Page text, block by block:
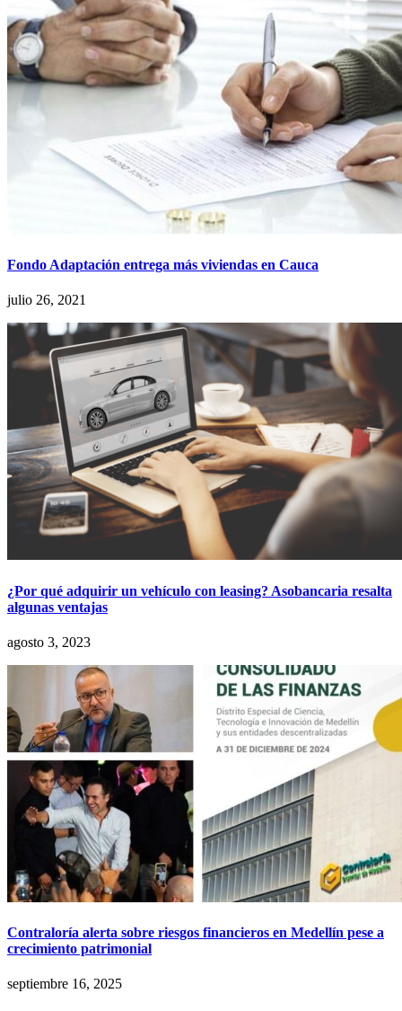
Fondo Adaptación entrega más viviendas en Cauca
julio 26, 2021
¿Por qué adquirir un vehículo con leasing? Asobancaria resalta
algunas ventajas
agosto 3, 2023
Contraloría alerta sobre riesgos financieros en Medellín pese a
crecimiento patrimonial
septiembre 16, 2025